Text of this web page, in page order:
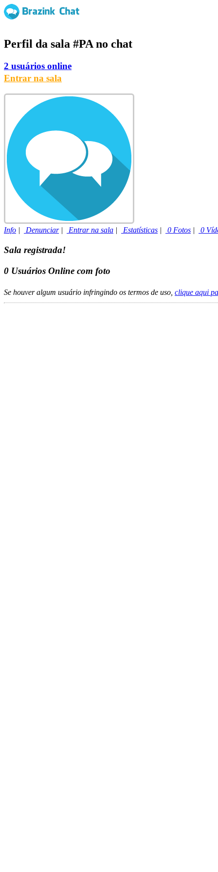
Perfil da sala #PA no chat
2 usuários online
Entrar na sala
Info | Denunciar| Entrar na sala | Estatísticas | 0 Fotos | 0
Sala registrada!
0 Usuários Online com foto
Se houver algum usuário infringindo os termos de uso, clique aqui